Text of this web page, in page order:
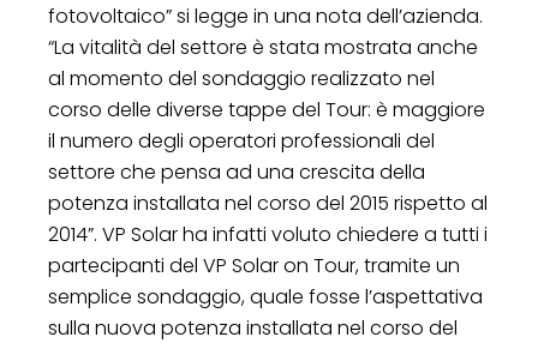
fotovoltaico” si legge in una nota dell’azienda.
“La vitalità del settore è stata mostrata anche
al momento del sondaggio realizzato nel
corso delle diverse tappe del Tour: è maggiore
il numero degli operatori professionali del
settore che pensa ad una crescita della
potenza installata nel corso del 2015 rispetto al
2014”. VP Solar ha infatti voluto chiedere a tutti i
partecipanti del VP Solar on Tour, tramite un
semplice sondaggio, quale fosse l’aspettativa
sulla nuova potenza installata nel corso del